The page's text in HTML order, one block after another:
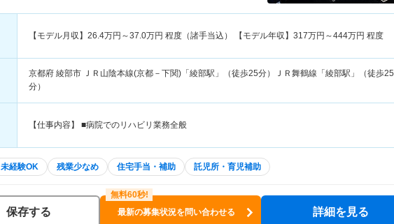
【モデル月収】 26.4万円～37.0万円 程度（諸手当込） 【モデル年収】 317万円～444万円 程度
京都府 綾部市 ＪＲ山陰本線(京都－下関)「綾部駅」（徒歩25分）ＪＲ舞鶴線「綾部駅」（徒歩25
分）
【仕事内容】 ■病院でのリハビリ業務全般
未経験OK 残業少なめ 住宅手当・補助 託児所・育児補助
保存する 最新の募集状況を問い合わせる 詳細を見る